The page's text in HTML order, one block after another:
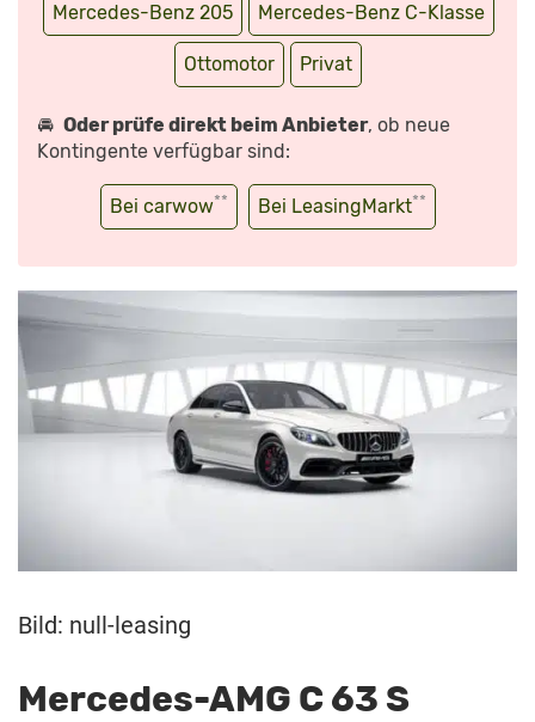
Mercedes-Benz 205 Mercedes-Benz C-Klasse
Ottomotor Privat
🚘 Oder prüfe direkt beim Anbieter, ob neue
Kontingente verfügbar sind:
Bei carwow** Bei LeasingMarkt**
Bild: null-leasing
Mercedes-AMG C 63 S